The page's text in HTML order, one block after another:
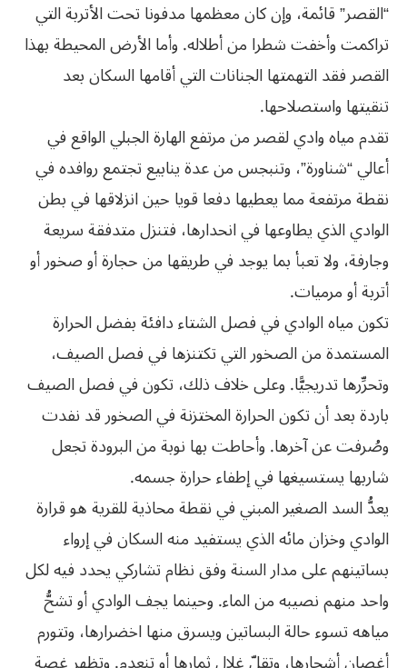
“القصر” قائمة، وإن كان معظمها مدفونا تحت الأتربة التي
تراكمت وأخفت شطرا من أطلاله. وأما الأرض المحيطة بهذا
القصر فقد التهمتها الجنانات التي أقامها السكان بعد
تنقيتها واستصلاحها.
تقدم مياه وادي لقصر من مرتفع الهارة الجبلي الواقع في
أعالي “شناورة”، وتنبجس من عدة ينابيع تجتمع روافده في
نقطة مرتفعة مما يعطيها دفعا قويا حين انزلاقها في بطن
الوادي الذي يطاوعها في انحدارها، فتنزل متدفقة سريعة
وجارفة، ولا تعبأ بما يوجد في طريقها من حجارة أو صخور أو
أتربة أو مرميات.
تكون مياه الوادي في فصل الشتاء دافئة بفضل الحرارة
المستمدة من الصخور التي تكتنزها في فصل الصيف،
وتحرِّرها تدريجيًّا. وعلى خلاف ذلك، تكون في فصل الصيف
باردة بعد أن تكون الحرارة المختزنة في الصخور قد نفدت
وصُرفت عن آخرها. وأحاطت بها نوبة من البرودة تجعل
شاربها يستسيغها في إطفاء حرارة جسمه.
يعدُّ السد الصغير المبني في نقطة محاذية للقرية هو قرارة
الوادي وخزان مائه الذي يستفيد منه السكان في إرواء
بساتينهم على مدار السنة وفق نظام تشاركي يحدد فيه لكل
واحد منهم نصيبه من الماء. وحينما يجف الوادي أو تشحُّ
مياهه تسوء حالة البساتين ويسرق منها اخضرارها، وتتورم